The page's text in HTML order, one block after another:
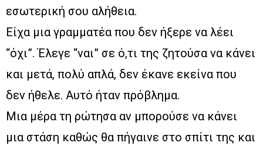
εσωτερική σου αλήθεια.
Είχα μια γραμματέα που δεν ήξερε να λέει
“όχι”. Έλεγε “ναι” σε ό,τι της ζητούσα να κάνει
και μετά, πολύ απλά, δεν έκανε εκείνα που
δεν ήθελε. Αυτό ήταν πρόβλημα.
Μια μέρα τη ρώτησα αν μπορούσε να κάνει
μια στάση καθώς θα πήγαινε στο σπίτι της και